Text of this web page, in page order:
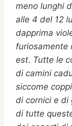
meno lunghi
alle 4 del 12
dapprima
furiosamente
est. Tutte le
di camini
siccome
di cornici e di
di tutte